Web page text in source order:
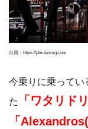
出典：https://pbs.twimg.com
今乗りに乗ってい
た
「ワタリドリ
「